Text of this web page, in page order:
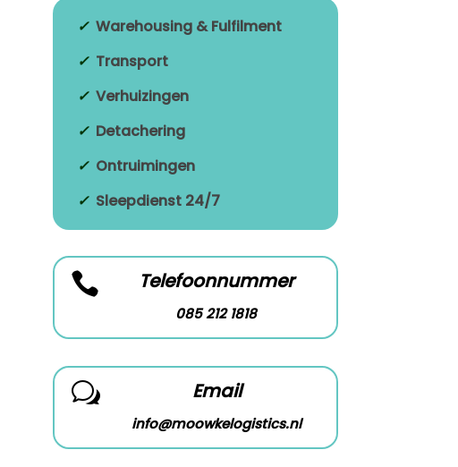
✓ Warehousing & Fulfilment
✓ Transport
✓ Verhuizingen
✓ Detachering
✓ Ontruimingen
✓ Sleepdienst 24/7
 Telefoonnummer
085 212 1818
w Email
info@moowkelogistics.nl